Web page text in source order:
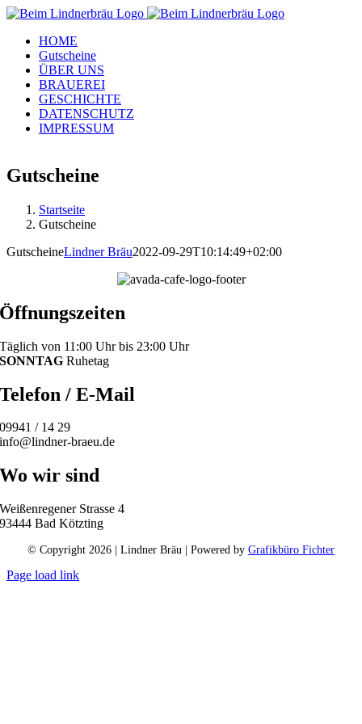
Zum
springenHOME
Gutscheine
ÜBER UNS
BRAUEREI
GESCHICHTE
DATENSCHUTZ
IMPRESSUM
Gutscheine
Startseite
Gutscheine
GutscheineLindner Bräu2022-09-29T10:14:49+02:00
Öffnungszeiten
Täglich von 11:00 Uhr bis 23:00 Uhr
SONNTAG Ruhetag
Telefon / E-Mail
09941 / 14 29
info@lindner-braeu.de
Wo wir sind
Weißenregener Strasse 4
93444 Bad Kötzting
© Copyright 2026 | Lindner Bräu | Powered by Grafikbüro Fichter
Page load link